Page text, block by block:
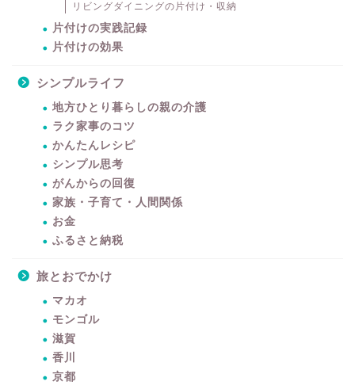
リビングダイニングの片付け・収納
片付けの実践記録
片付けの効果
シンプルライフ
地方ひとり暮らしの親の介護
ラク家事のコツ
かんたんレシピ
シンプル思考
がんからの回復
家族・子育て・人間関係
お金
ふるさと納税
旅とおでかけ
マカオ
モンゴル
滋賀
香川
京都